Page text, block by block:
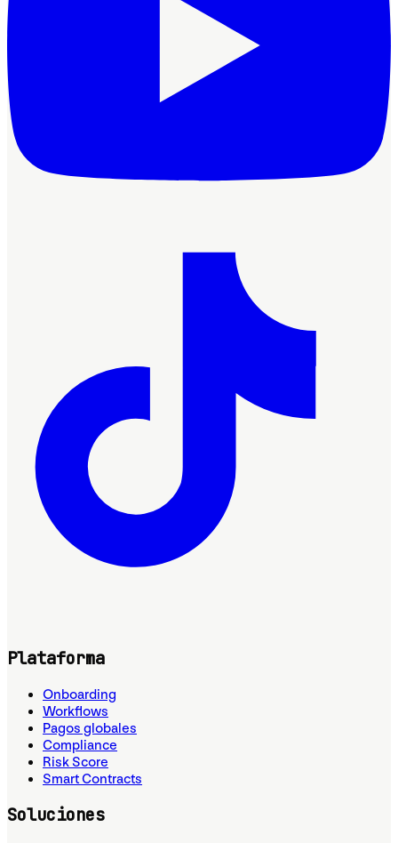
Plataforma
Onboarding
Workflows
Pagos globales
Compliance
Risk Score
Smart Contracts
Soluciones